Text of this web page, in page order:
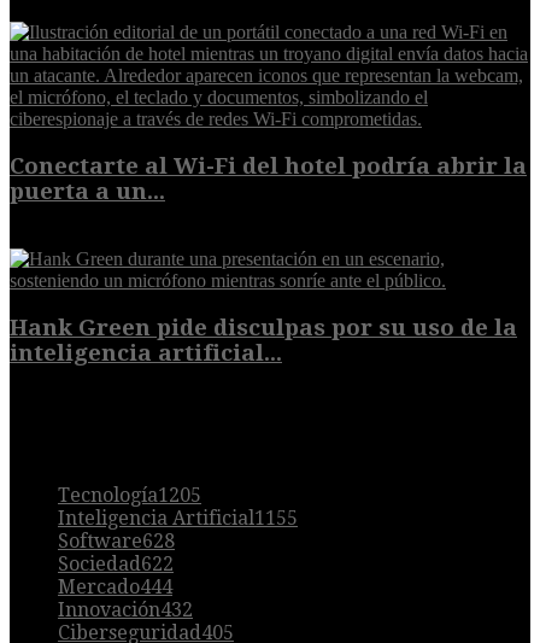
Conectarte al Wi-Fi del hotel podría abrir la
puerta a un...
Hank Green pide disculpas por su uso de la
inteligencia artificial...
Tecnología1205
Inteligencia Artificial1155
Software628
Sociedad622
Mercado444
Innovación432
Ciberseguridad405